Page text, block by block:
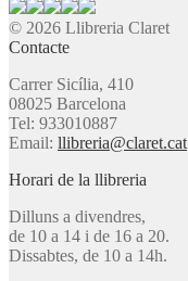
© 2026 Llibreria Claret
Contacte
Carrer Sicília, 410
08025 Barcelona
Tel: 933010887
Email: llibreria@claret.cat
Horari de la llibreria
Dilluns a divendres,
de 10 a 14 i de 16 a 20.
Dissabtes, de 10 a 14h.